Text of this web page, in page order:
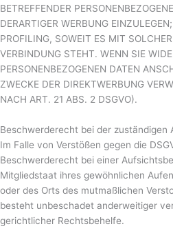
BETREFFENDER
DERARTIGER WERBUNG
PROFILING, SOWEIT ES MIT
VERBINDUNG STEHT. WENN SIE
PERSONENBEZOGENEN DATEN
ZWECKE DER DIREKTWERBUNG
NACH ART. 21 ABS. 2 DSGVO).
Beschwerde­recht bei der zuständigen
Im Falle von Verstößen gegen die
Beschwerderecht bei einer
Mitgliedstaat ihres gewöhnlichen
oder des Orts des mutmaßlichen
besteht unbeschadet anderweitiger
gerichtlicher Rechtsbehelfe.